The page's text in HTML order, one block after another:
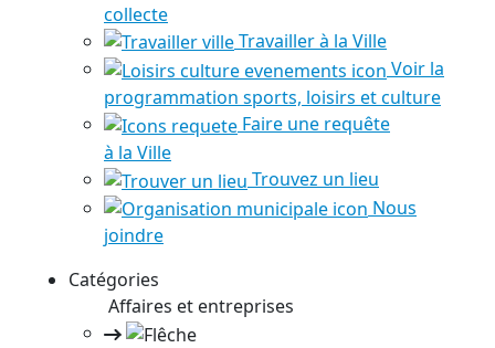
collecte
Travailler à la Ville
Voir la
programmation sports, loisirs et culture
Faire une requête
à la Ville
Trouvez un lieu
Nous
joindre
Catégories
Affaires et entreprises